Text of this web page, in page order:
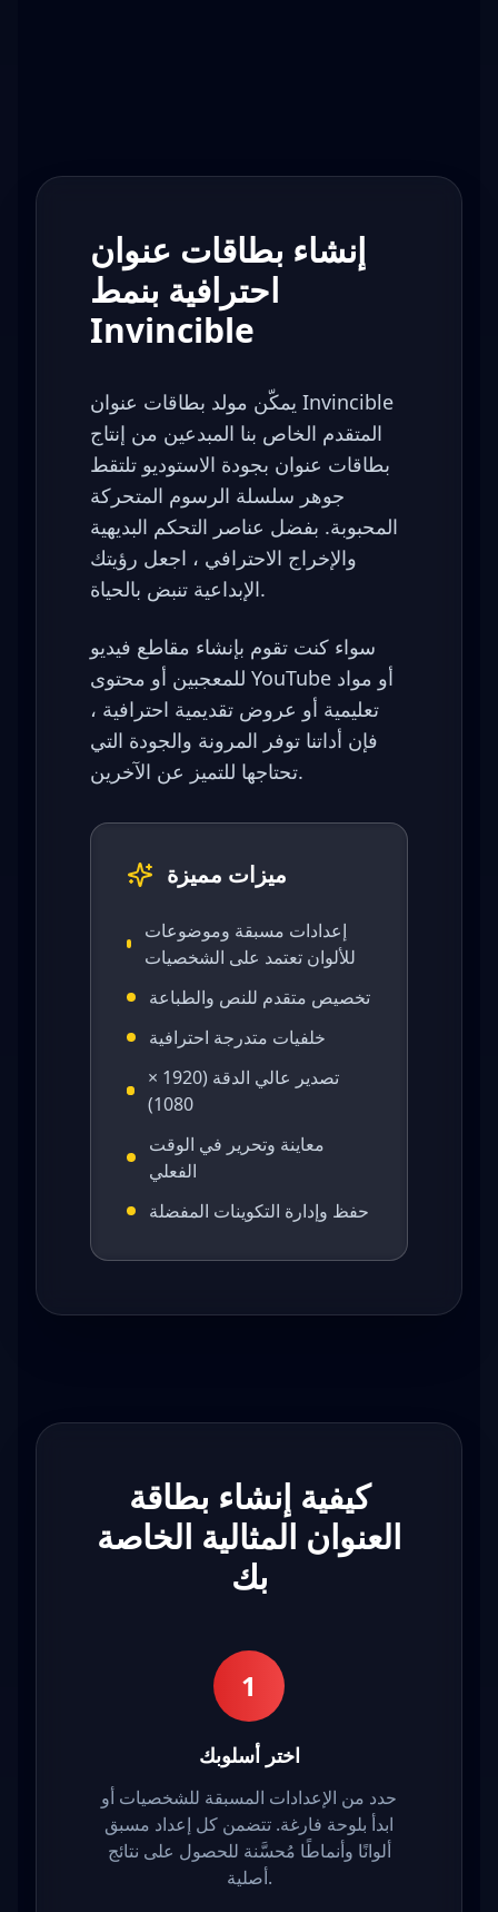
إنشاء بطاقات عنوان
احترافية بنمط
Invincible
يمكّن مولد بطاقات عنوان Invincible
المتقدم الخاص بنا المبدعين من إنتاج
بطاقات عنوان بجودة الاستوديو تلتقط
جوهر سلسلة الرسوم المتحركة
المحبوبة. بفضل عناصر التحكم البديهية
والإخراج الاحترافي ، اجعل رؤيتك
الإبداعية تنبض بالحياة.
سواء كنت تقوم بإنشاء مقاطع فيديو
للمعجبين أو محتوى YouTube أو مواد
تعليمية أو عروض تقديمية احترافية ،
فإن أداتنا توفر المرونة والجودة التي
تحتاجها للتميز عن الآخرين.
ميزات مميزة
إعدادات مسبقة وموضوعات
للألوان تعتمد على الشخصيات
تخصيص متقدم للنص والطباعة
خلفيات متدرجة احترافية
تصدير عالي الدقة (1920 ×
1080)
معاينة وتحرير في الوقت
الفعلي
حفظ وإدارة التكوينات المفضلة
كيفية إنشاء بطاقة
العنوان المثالية الخاصة
بك
1
اختر أسلوبك
حدد من الإعدادات المسبقة للشخصيات أو
ابدأ بلوحة فارغة. تتضمن كل إعداد مسبق
ألوانًا وأنماطًا مُحسَّنة للحصول على نتائج
أصلية.